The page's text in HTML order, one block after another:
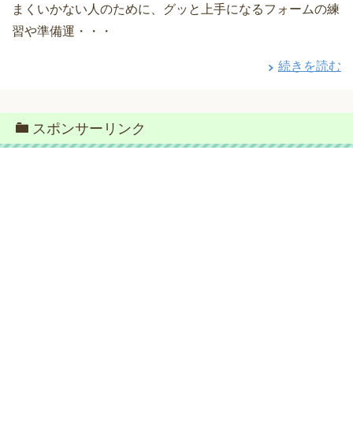
まくいかない人のために、グッと上手になるフォームの練
習や準備運・・・
続きを読む
スポンサーリンク